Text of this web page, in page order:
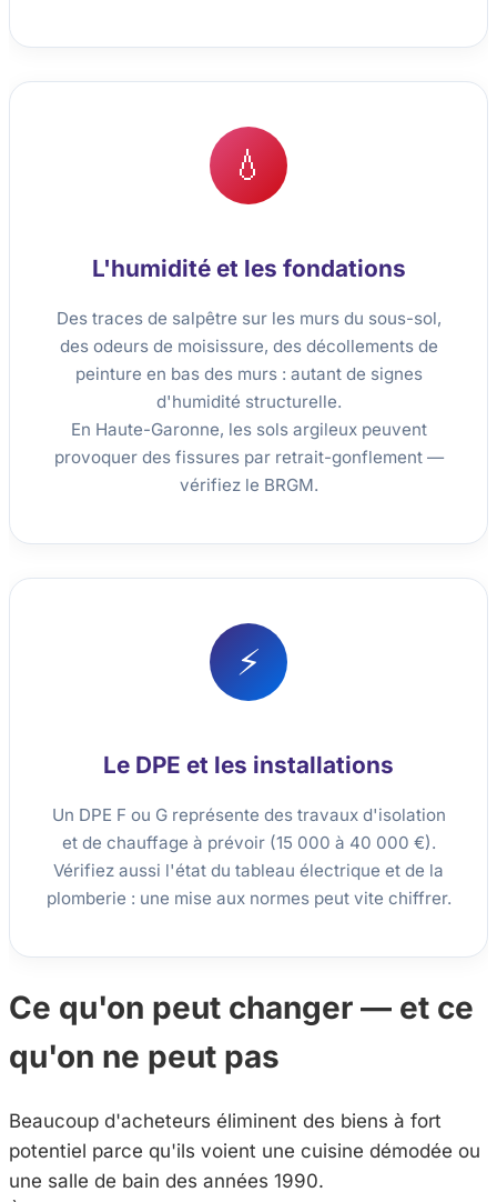
💧
L'humidité et les fondations
Des traces de salpêtre sur les murs du sous-sol,
des odeurs de moisissure, des décollements de
peinture en bas des murs : autant de signes
d'humidité structurelle.
En Haute-Garonne, les sols argileux peuvent
provoquer des fissures par retrait-gonflement —
vérifiez le BRGM.
⚡
Le DPE et les installations
Un DPE F ou G représente des travaux d'isolation
et de chauffage à prévoir (15 000 à 40 000 €).
Vérifiez aussi l'état du tableau électrique et de la
plomberie : une mise aux normes peut vite chiffrer.
Ce qu'on peut changer — et ce
qu'on ne peut pas
Beaucoup d'acheteurs éliminent des biens à fort
potentiel parce qu'ils voient une cuisine démodée ou
une salle de bain des années 1990.